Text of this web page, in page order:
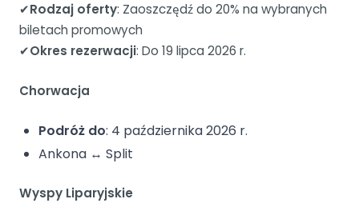
✔Rodzaj oferty: Zaoszczędź do 20% na wybranych
biletach promowych
✔Okres rezerwacji: Do 19 lipca 2026 r.
Chorwacja
Podróż do: 4 października 2026 r.
Ankona ↔ Split
Wyspy Liparyjskie